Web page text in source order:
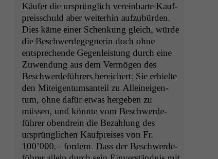
Käufer die ursprünglich vere­in­barte Kauf­
preiss­chuld aber weit­er­hin aufzubür­den.
Dies käme ein­er Schenkung gle­ich, würde
die Beschw­erdegeg­ner­in doch ohne
entsprechende Gegen­leis­tung durch eine
Zuwen­dung aus dem Ver­mö­gen des
Beschw­erde­führers bere­ichert: Sie erhielte
den Miteigen­tum­san­teil zu Alleineigen­
tum, ohne dafür etwas hergeben zu
müssen, und kön­nte vom Beschw­erde­
führer oben­drein die Bezahlung des
ursprünglichen Kauf­preis­es von Fr.
100’000.– fordern. Dass der Beschw­erde­